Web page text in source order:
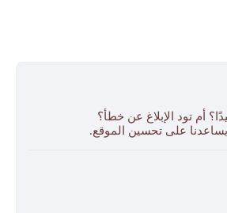
أم تود الإبلاغ عن خطأ؟
يساعدنا على تحسين الموقع.